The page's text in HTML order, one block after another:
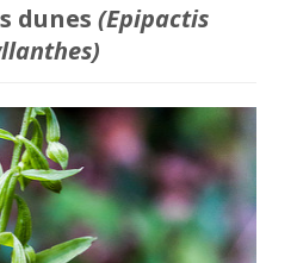
dunes (Epipactis